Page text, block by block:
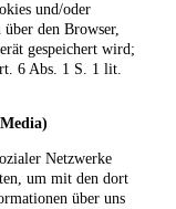
und/oder
den Browser,
gespeichert wird;
6 Abs. 1 S. 1 lit.
Netzwerke
um mit den dort
über uns